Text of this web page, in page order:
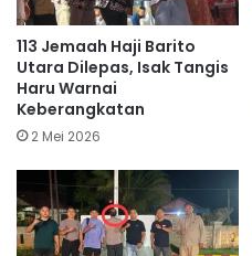
113 Jemaah Haji Barito
Utara Dilepas, Isak Tangis
Haru Warnai
Keberangkatan
2 Mei 2026